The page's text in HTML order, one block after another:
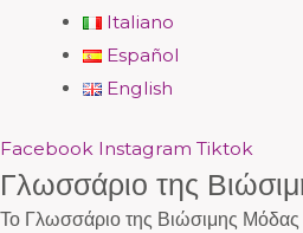
Italiano
Español
English
Facebook Instagram Tiktok
Γλωσσάριο της
Το Γλωσσάριο της Βιώσιμης Μόδας